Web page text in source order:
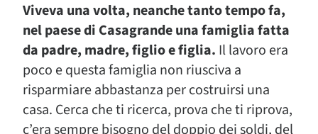
Viveva una volta, neanche tanto tempo fa,
nel paese di Casagrande una famiglia fatta
da padre, madre, figlio e figlia. Il lavoro era
poco e questa famiglia non riusciva a
risparmiare abbastanza per costruirsi una
casa. Cerca che ti ricerca, prova che ti riprova,
c’era sempre bisogno del doppio dei soldi, del